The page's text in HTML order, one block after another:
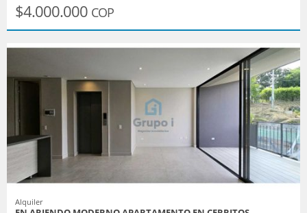
$4.000.000 COP
Alquiler